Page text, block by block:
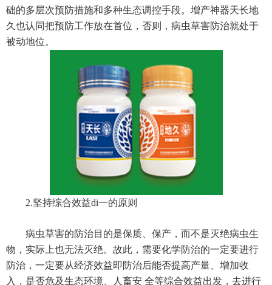
础的多层次预防措施和多种生态调控手段。增产神器天长地
久也认同把预防工作放在首位，否则，病虫草害防治就处于
被动地位。
2.坚持综合效益di一的原则
病虫草害的防治目的是保质、保产，而不是灭绝病虫生
物，实际上也无法灭绝。故此，需要化学防治的一定要进行
防治，一定要从经济效益即防治后能否提高产量、增加收
入，是否危及生态环境、人畜安 全等综合效益出发，去进行